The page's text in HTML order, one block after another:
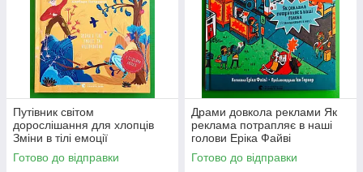
Путівник світом
дорослішання для хлопців
Зміни в тілі емоції
бодіпозитив Барбара
Петрущак
Готово до відправки
Драми довкола реклами Як
реклама потрапляє в наші
голови Еріка Файві
Видавництво Старого Лева
Готово до відправки